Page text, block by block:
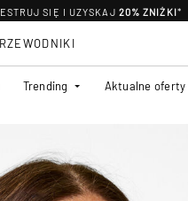
SIĘ I UZYSKAJ 20% ZNIŻKI*
Trending Aktualne oferty